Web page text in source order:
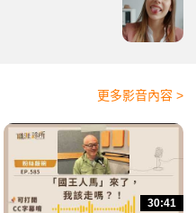
更多影音內容 >
30:41